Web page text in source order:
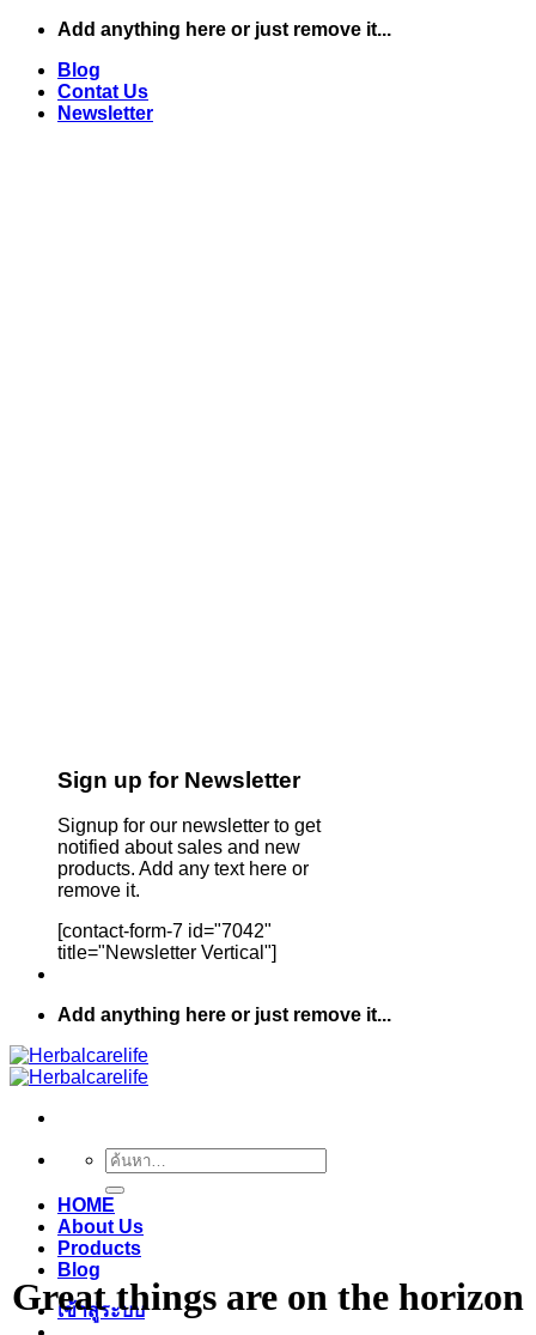
ข้าม
เนื้อหา
Add anything here or just remove it...
Blog
Contat Us
Newsletter
Sign up for Newsletter
Signup for our newsletter to get
notified about sales and new
products. Add any text here or
remove it.
[contact-form-7 id="7042"
title="Newsletter Vertical"]
Add anything here or just remove it...
ค้นหา:
HOME
About Us
Products
Blog
เข้าสู่ระบบ
Great things are on the horizon